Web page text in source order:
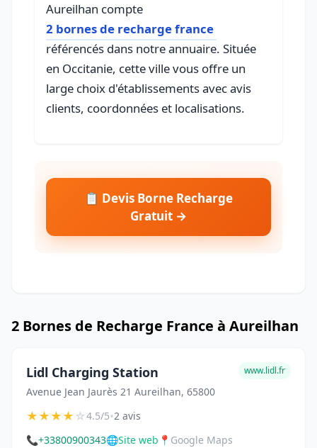
Aureilhan compte
2 bornes de recharge france
référencés dans notre annuaire. Située
en Occitanie, cette ville vous offre un
large choix d'établissements avec avis
clients, coordonnées et localisations.
📋 Devis Borne Recharge
Gratuit →
2 Bornes de Recharge France à Aureilhan
Lidl Charging Station
Avenue Jean Jaurès 21 Aureilhan, 65800
www.lidl.fr
★★★★☆4.5/5•2 avis
📞+33800900343🌐Site web 📍 Google Maps